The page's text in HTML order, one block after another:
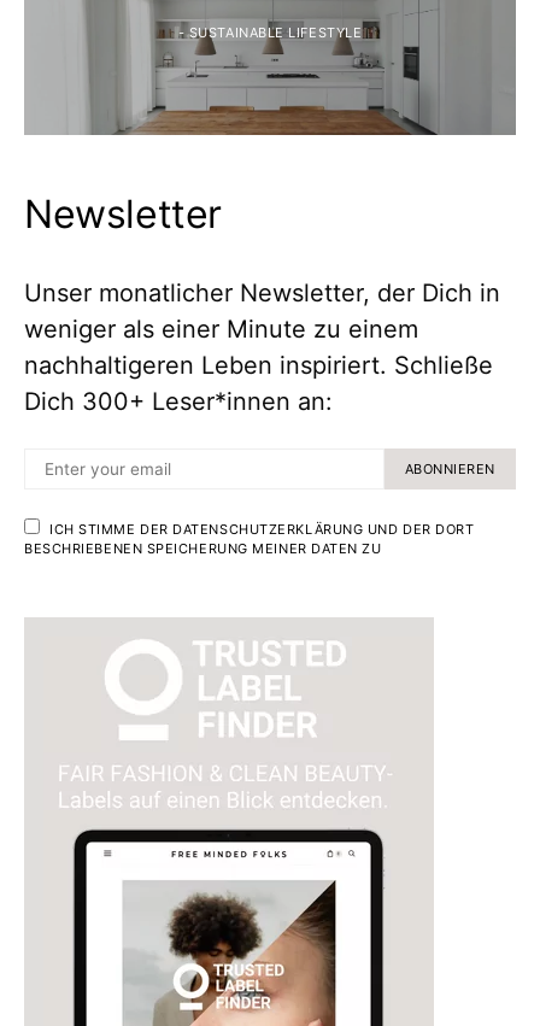
- SUSTAINABLE LIFESTYLE
Newsletter
Unser monatlicher Newsletter, der Dich in
weniger als einer Minute zu einem
nachhaltigeren Leben inspiriert. Schließe
Dich 300+ Leser*innen an:
ABONNIEREN
ICH STIMME DER DATENSCHUTZERKLÄRUNG UND DER DORT
BESCHRIEBENEN SPEICHERUNG MEINER DATEN ZU